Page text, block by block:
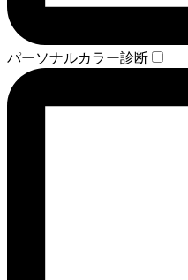
パーソナルカラー診断